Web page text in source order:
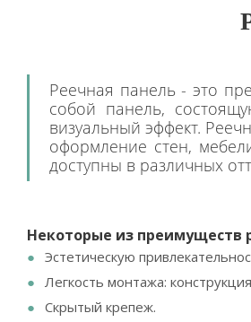
Реечная панель - это
собой панель,
визуальный эффект.
оформление стен,
доступны в различных
Некоторые из преимуществ
Эстетическую
Легкость монтажа:
Скрытый крепеж.